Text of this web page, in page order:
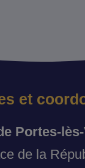
et
Portes-
de la